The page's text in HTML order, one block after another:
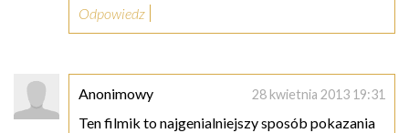
Odpowiedz
Anonimowy 28 kwietnia 2013 19:31
Ten filmik to najgenialniejszy sposób pokazania